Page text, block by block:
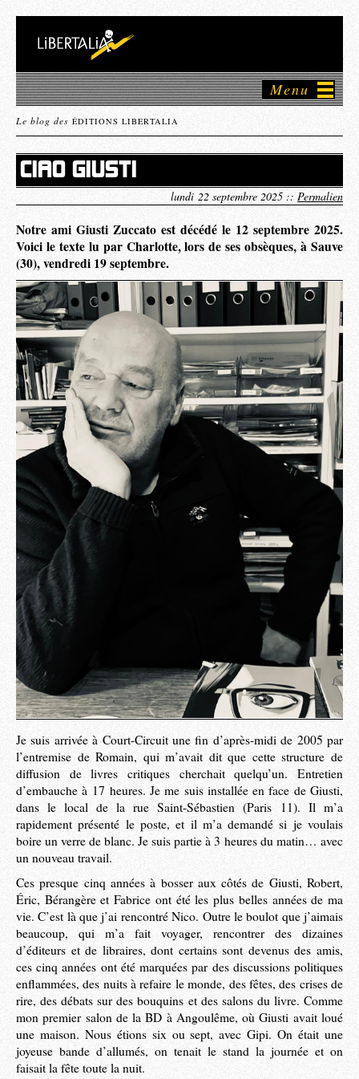
Menu
Le blog des ÉDITIONS LIBERTALIA
CIAO GIUSTI
lundi 22 septembre 2025 :: Permalien
Notre ami Giusti Zuccato est décédé le 12 septembre 2025.
Voici le texte lu par Charlotte, lors de ses obsèques, à Sauve
(30), vendredi 19 septembre.
Je suis arrivée à Court-Circuit une fin d’après-midi de 2005 par
l’entremise de Romain, qui m’avait dit que cette structure de
diffusion de livres critiques cherchait quelqu’un. Entretien
d’embauche à 17 heures. Je me suis installée en face de Giusti,
dans le local de la rue Saint-Sébastien (Paris 11). Il m’a
rapidement présenté le poste, et il m’a demandé si je voulais
boire un verre de blanc. Je suis partie à 3 heures du matin… avec
un nouveau travail.
Ces presque cinq années à bosser aux côtés de Giusti, Robert,
Éric, Bérangère et Fabrice ont été les plus belles années de ma
vie. C’est là que j’ai rencontré Nico. Outre le boulot que j’aimais
beaucoup, qui m’a fait voyager, rencontrer des dizaines
d’éditeurs et de libraires, dont certains sont devenus des amis,
ces cinq années ont été marquées par des discussions politiques
enflammées, des nuits à refaire le monde, des fêtes, des crises de
rire, des débats sur des bouquins et des salons du livre. Comme
mon premier salon de la BD à Angoulême, où Giusti avait loué
une maison. Nous étions six ou sept, avec Gipi. On était une
joyeuse bande d’allumés, on tenait le stand la journée et on
faisait la fête toute la nuit.